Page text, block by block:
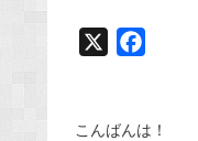
e
こんばんは！